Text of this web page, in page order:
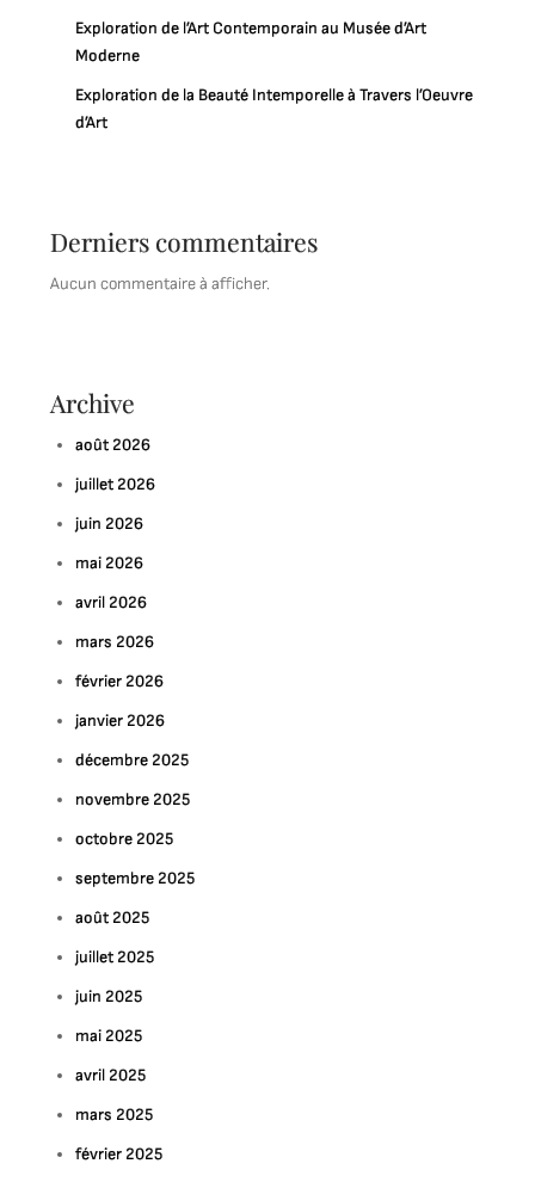
Exploration de l’Art Contemporain au Musée d’Art
Moderne
Exploration de la Beauté Intemporelle à Travers l’Oeuvre
d’Art
Derniers commentaires
Aucun commentaire à afficher.
Archive
août 2026
juillet 2026
juin 2026
mai 2026
avril 2026
mars 2026
février 2026
janvier 2026
décembre 2025
novembre 2025
octobre 2025
septembre 2025
août 2025
juillet 2025
juin 2025
mai 2025
avril 2025
mars 2025
février 2025